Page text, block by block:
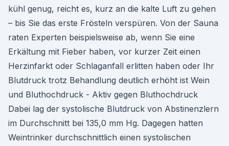
kühl genug, reicht es, kurz an die kalte Luft zu gehen
– bis Sie das erste Frösteln verspüren. Von der Sauna
raten Experten beispielsweise ab, wenn Sie eine
Erkältung mit Fieber haben, vor kurzer Zeit einen
Herzinfarkt oder Schlaganfall erlitten haben oder Ihr
Blutdruck trotz Behandlung deutlich erhöht ist Wein
und Bluthochdruck - Aktiv gegen Bluthochdruck
Dabei lag der systolische Blutdruck von Abstinenzlern
im Durchschnitt bei 135,0 mm Hg. Dagegen hatten
Weintrinker durchschnittlich einen systolischen